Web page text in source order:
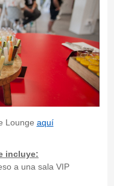
Lounge aquí
incluye:
a una sala VIP